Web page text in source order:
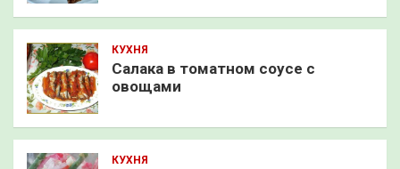
КУХНЯ
Салака в томатном соусе с
овощами
КУХНЯ